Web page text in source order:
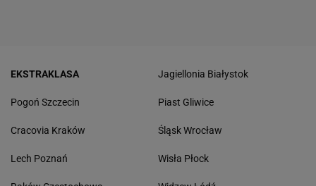
EKSTRAKLASA
Pogoń Szczecin
Cracovia Kraków
Lech Poznań
Jagiellonia Białystok
Piast Gliwice
Śląsk Wrocław
Wisła Płock